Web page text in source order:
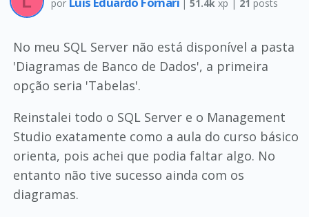
por |51.4k xp | 21 posts
No meu SQL Server não está disponível a pasta
'Diagramas de Banco de Dados', a primeira
opção seria 'Tabelas'.
Reinstalei todo o SQL Server e o Management
Studio exatamente como a aula do curso básico
orienta, pois achei que podia faltar algo. No
entanto não tive sucesso ainda com os
diagramas.